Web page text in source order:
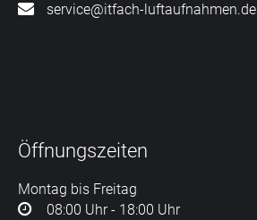
service@itfach-luftaufnahmen.de
Öffnungszeiten
Montag bis Freitag
08:00 Uhr - 18:00 Uhr